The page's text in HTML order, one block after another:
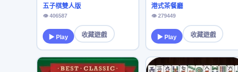
五子棋雙人版
👁 406587
▶ Play 收藏遊戲
港式茶餐廳
👁 279449
▶ Play 收藏遊戲